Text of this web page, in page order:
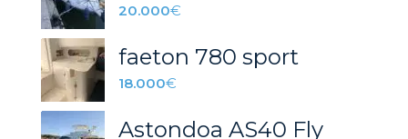
20.000€
faeton 780 sport
18.000€
Astondoa AS40 Fly